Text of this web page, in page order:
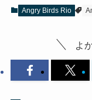
Angry Birds Rio
よ